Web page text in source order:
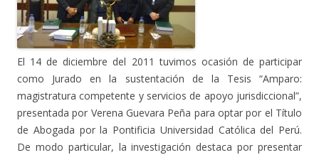
El 14 de diciembre del 2011 tuvimos ocasión de participar
como Jurado en la sustentación de la Tesis “Amparo:
magistratura competente y servicios de apoyo jurisdiccional”,
presentada por Verena Guevara Peña para optar por el Título
de Abogada por la Pontificia Universidad Católica del Perú.
De modo particular, la investigación destaca por presentar